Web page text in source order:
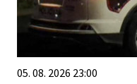
05. 08. 2026 23:00